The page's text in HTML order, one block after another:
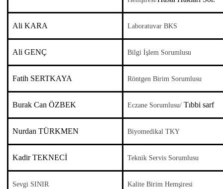
Ali KARA Laboratuvar BKS
Ali GENÇ Bilgi İşlem Sorumlusu
Fatih SERTKAYA Röntgen Birim Sorumlusu
Burak Can ÖZBEK Eczane Sorumlusu/Tıbbi sarf
Nurdan TÜRKMEN Biyomedikal TKY
Kadir TEKNECİ Teknik Servis Sorumlusu
Sevgi SINIR Kalite Birim Hemşiresi